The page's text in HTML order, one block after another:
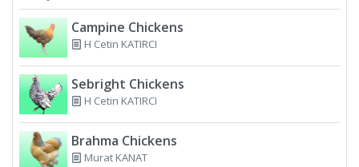
Campine Chickens
H Cetin KATIRCI
Sebright Chickens
H Cetin KATIRCI
Brahma Chickens
Murat KANAT